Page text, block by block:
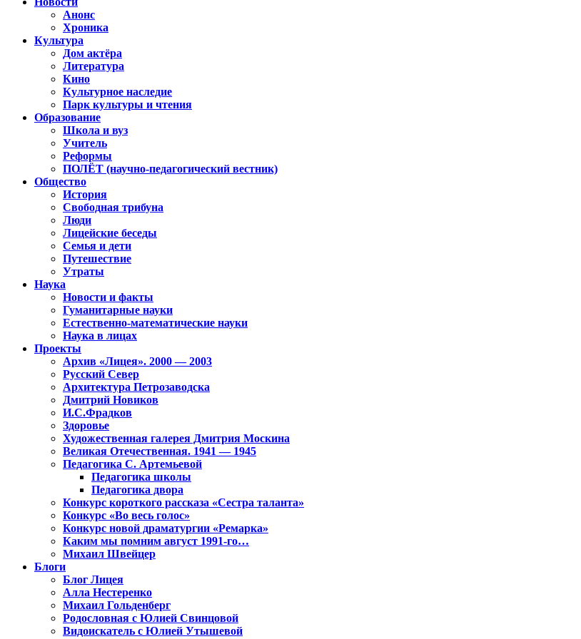
Анонс
Хроника
Культура
Дом актёра
Литература
Кино
Культурное наследие
Парк культуры и чтения
Образование
Школа и вуз
Учитель
Реформы
ПОЛЁТ (научно-педагогический вестник)
Общество
История
Свободная трибуна
Люди
Лицейские беседы
Семья и дети
Путешествие
Утраты
Наука
Новости и факты
Гуманитарные науки
Естественно-математические науки
Наука в лицах
Проекты
Архив «Лицея». 2000 — 2003
Русский Север
Архитектура Петрозаводска
Дмитрий Новиков
И.С.Фрадков
Здоровье
Художественная галерея Дмитрия Москина
Великая Отечественная. 1941 — 1945
Педагогика С. Артемьевой
Педагогика школы
Педагогика двора
Конкурс короткого рассказа «Сестра таланта»
Конкурс «Во весь голос»
Конкурс новой драматургии «Ремарка»
Каким мы помним август 1991-го…
Михаил Швейцер
Блоги
Блог Лицея
Алла Нестеренко
Михаил Гольденберг
Родословная с Юлией Свинцовой
Видоискатель с Юлией Утышевой